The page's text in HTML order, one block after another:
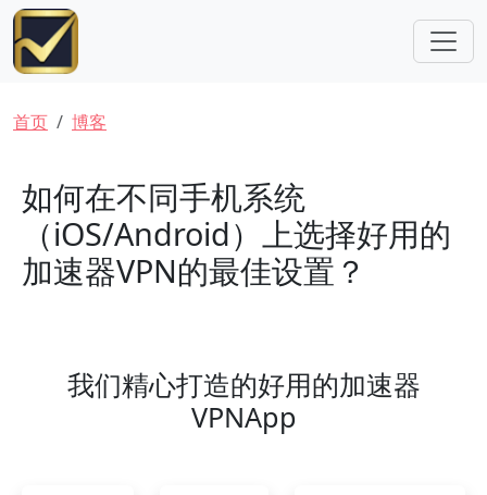
跳转到主要内容
面包屑
首页 博客
如何在不同手机系统
（iOS/Android）上选择好用的
加速器VPN的最佳设置？
我们精心打造的好用的加速器
VPNApp